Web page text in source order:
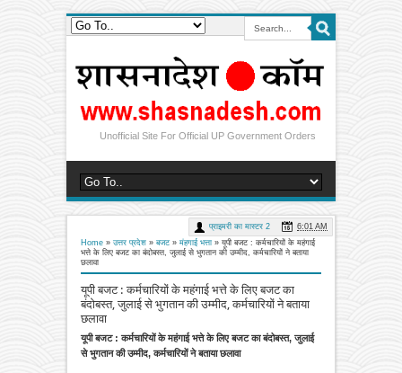
Unofficial Site For Official UP Government Orders
Home » उत्तर प्रदेश » बजट» मंहगाई भत्ता » यूपी बजट : कर्मचारियों के महंगाई
भत्ते के लिए बजट का बंदोबस्त, जुलाई से भुगतान की उम्मीद, कर्मचारियों ने बताया
छलावा
यूपी बजट : कर्मचारियों के महंगाई भत्ते के लिए बजट का
बंदोबस्त, जुलाई से भुगतान की उम्मीद, कर्मचारियों ने बताया
छलावा
प्राइमरी का मास्टर 2 6:01 AM
यूपी बजट : कर्मचारियों के महंगाई भत्ते के लिए बजट का बंदोबस्त, जुलाई
से भुगतान की उम्मीद, कर्मचारियों ने बताया छलावा